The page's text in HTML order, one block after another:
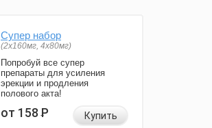
Супер набор
(2х160мг, 4х80мг)
Попробуй все супер
препараты для усиления
эрекции и продления
полового акта!
от 158Р Купить